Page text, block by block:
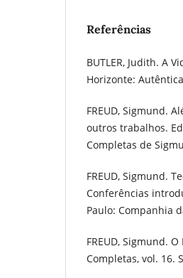
Referências
BUTLER, Judith. A
Horizonte:
FREUD, Sigmund.
outros trabalhos.
Completas de
FREUD, Sigmund.
Conferências
Paulo: Companhia
FREUD, Sigmund.
Completas, vol. 16.